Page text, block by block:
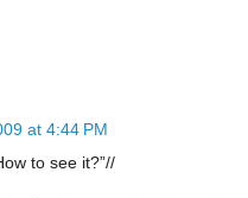
at 4:44 PM
to see it?”//